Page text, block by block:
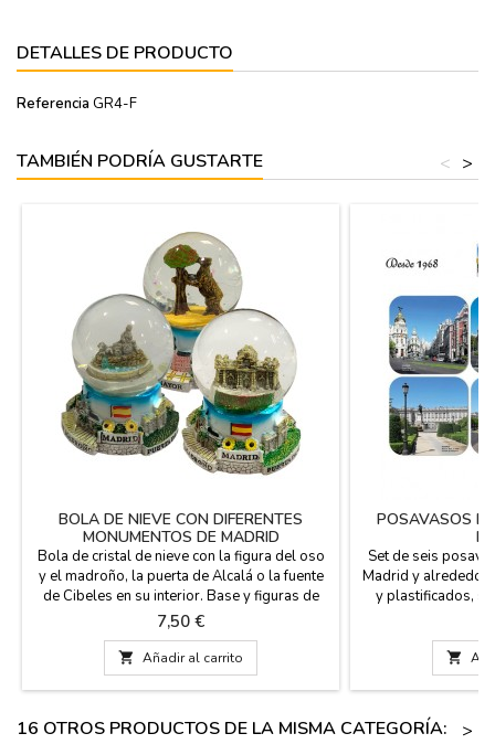
DETALLES DE PRODUCTO
Referencia GR4-F
TAMBIÉN PODRÍA GUSTARTE >
<
BOLA DE NIEVE CON DIFERENTES
MONUMENTOS DE MADRID
Bola de cristal de nieve con la figura del oso
y el madroño, la puerta de Alcalá o la fuente
de Cibeles en su interior. Base y figuras de
resina. Regalo ideal como recuerdo de su
paso por Madrid. Medidas: Pequeña 4,5 cm
de diámetro x 6 cm de altura Grande 8 cm de
diámetro (base) x 9 cm de altura x 6.5 cm
diam.
Precio
7,50 €
 Añadir al carrito
POSAVASOS
Set de seis
Madrid y
y plastificados,
y en sepia con
cuadrados con

16 OTROS PRODUCTOS DE LA MISMA CATEGORÍA:
>